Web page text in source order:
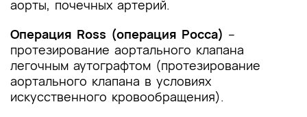
аорты, почечных артерий.
Операция Ross (операция Росса) –
протезирование аортального клапана
легочным аутографтом (протезирование
аортального клапана в условиях
искусственного кровообращения).